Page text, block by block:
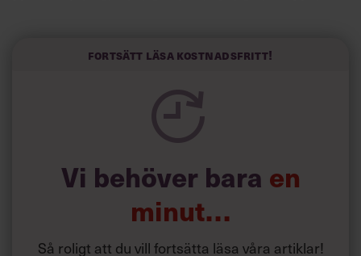
fattningen och genom att höja tonläget påverka läget.
Men det är inte Azitas stil. Hon har en känsla för
detaljerna och använder det för att snabbt hitta en
med insyn i den aktuella affären.
Fortsätt läsa kostnadsfritt!
Vi behöver bara en
minut…
Så roligt att du vill fortsätta läsa våra artiklar!